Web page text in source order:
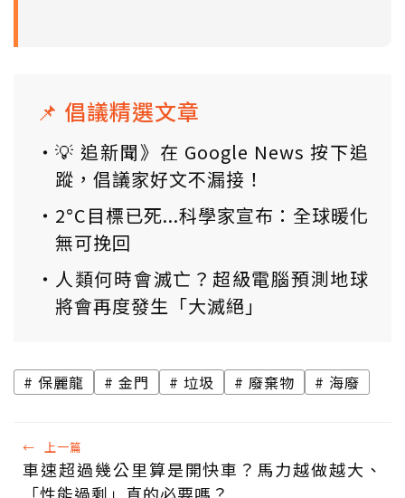
📌 倡議精選文章
💡 追新聞》在 Google News 按下追
蹤，倡議家好文不漏接！
2°C目標已死...科學家宣布：全球暖化
無可挽回
人類何時會滅亡？超級電腦預測地球
將會再度發生「大滅絕」
保麗龍 金門 垃圾 廢棄物 海廢
← 上一篇
車速超過幾公里算是開快車？馬力越做越大、